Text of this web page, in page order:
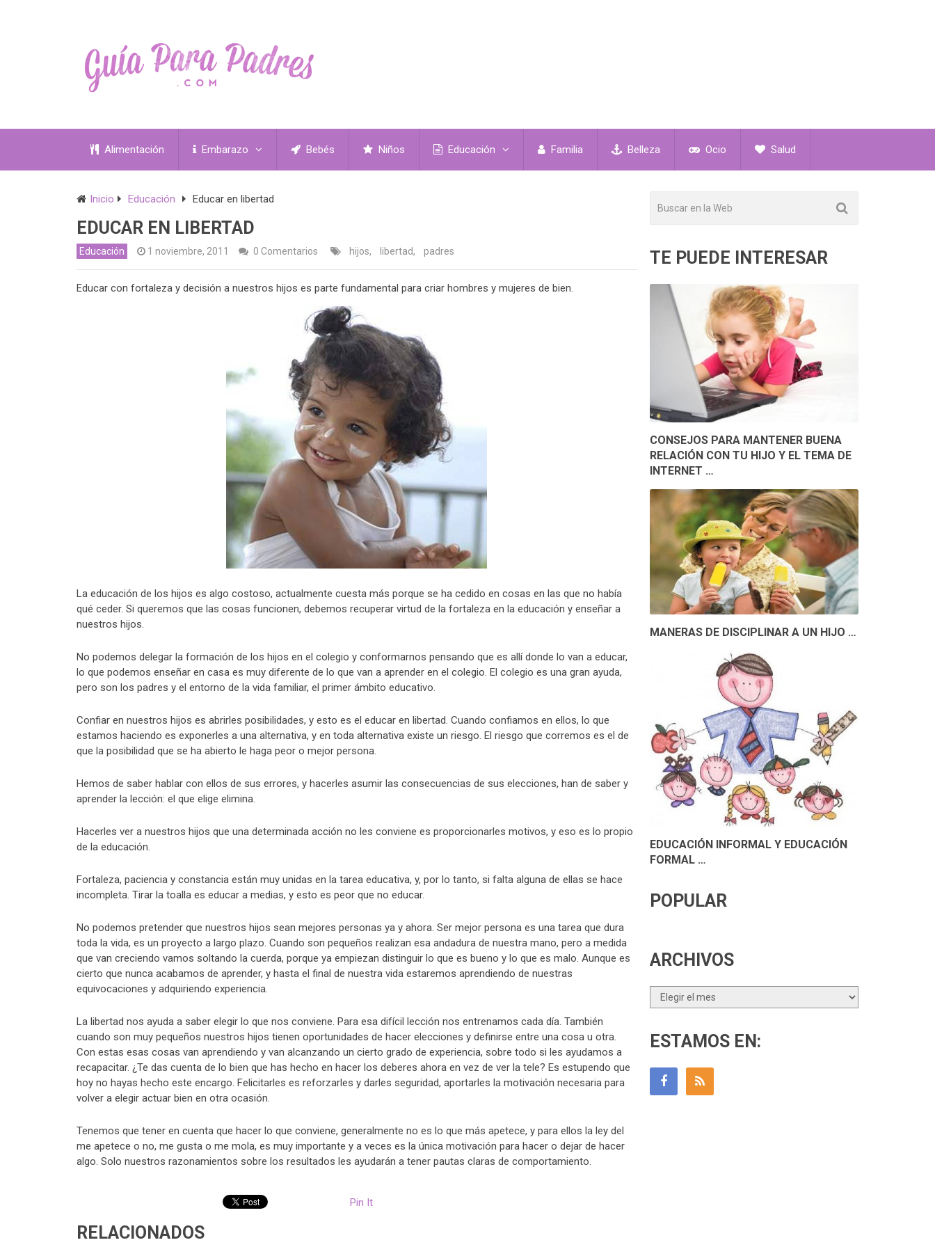
Alimentación Embarazo Bebés Niños Educación Familia Belleza Ocio Salud
Inicio Educación Educar en libertad
EDUCAR EN LIBERTAD
Educación 1 noviembre, 2011 0 Comentarios hijos, libertad, padres
Educar con fortaleza y decisión a nuestros hijos es parte fundamental para criar hombres y mujeres de bien.
La educación de los hijos es algo costoso, actualmente cuesta más porque se ha cedido en cosas en las que no había
qué ceder. Si queremos que las cosas funcionen, debemos recuperar virtud de la fortaleza en la educación y enseñar a
nuestros hijos.
No podemos delegar la formación de los hijos en el colegio y conformarnos pensando que es allí donde lo van a educar,
lo que podemos enseñar en casa es muy diferente de lo que van a aprender en el colegio. El colegio es una gran ayuda,
pero son los padres y el entorno de la vida familiar, el primer ámbito educativo.
Confiar en nuestros hijos es abrirles posibilidades, y esto es el educar en libertad. Cuando confiamos en ellos, lo que
estamos haciendo es exponerles a una alternativa, y en toda alternativa existe un riesgo. El riesgo que corremos es el de
que la posibilidad que se ha abierto le haga peor o mejor persona.
Hemos de saber hablar con ellos de sus errores, y hacerles asumir las consecuencias de sus elecciones, han de saber y
aprender la lección: el que elige elimina.
Hacerles ver a nuestros hijos que una determinada acción no les conviene es proporcionarles motivos, y eso es lo propio
de la educación.
Fortaleza, paciencia y constancia están muy unidas en la tarea educativa, y, por lo tanto, si falta alguna de ellas se hace
incompleta. Tirar la toalla es educar a medias, y esto es peor que no educar.
No podemos pretender que nuestros hijos sean mejores personas ya y ahora. Ser mejor persona es una tarea que dura
toda la vida, es un proyecto a largo plazo. Cuando son pequeños realizan esa andadura de nuestra mano, pero a medida
que van creciendo vamos soltando la cuerda, porque ya empiezan distinguir lo que es bueno y lo que es malo. Aunque es
cierto que nunca acabamos de aprender, y hasta el final de nuestra vida estaremos aprendiendo de nuestras
equivocaciones y adquiriendo experiencia.
La libertad nos ayuda a saber elegir lo que nos conviene. Para esa difícil lección nos entrenamos cada día. También
cuando son muy pequeños nuestros hijos tienen oportunidades de hacer elecciones y definirse entre una cosa u otra.
Con estas esas cosas van aprendiendo y van alcanzando un cierto grado de experiencia, sobre todo si les ayudamos a
recapacitar. ¿Te das cuenta de lo bien que has hecho en hacer los deberes ahora en vez de ver la tele? Es estupendo que
hoy no hayas hecho este encargo. Felicitarles es reforzarles y darles seguridad, aportarles la motivación necesaria para
volver a elegir actuar bien en otra ocasión.
Tenemos que tener en cuenta que hacer lo que conviene, generalmente no es lo que más apetece, y para ellos la ley del
me apetece o no, me gusta o me mola, es muy importante y a veces es la única motivación para hacer o dejar de hacer
algo. Solo nuestros razonamientos sobre los resultados les ayudarán a tener pautas claras de comportamiento.
Pin It
RELACIONADOS
TE PUEDE INTERESAR
CONSEJOS PARA MANTENER BUENA
RELACIÓN CON TU HIJO Y EL TEMA DE
INTERNET …
MANERAS DE DISCIPLINAR A UN HIJO …
EDUCACIÓN INFORMAL Y EDUCACIÓN
FORMAL …
POPULAR
ARCHIVOS
Archivos
ESTAMOS EN: